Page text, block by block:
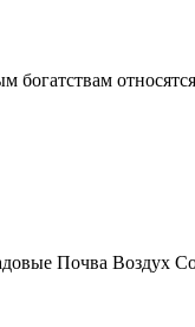
богатствам
Почва Воздух